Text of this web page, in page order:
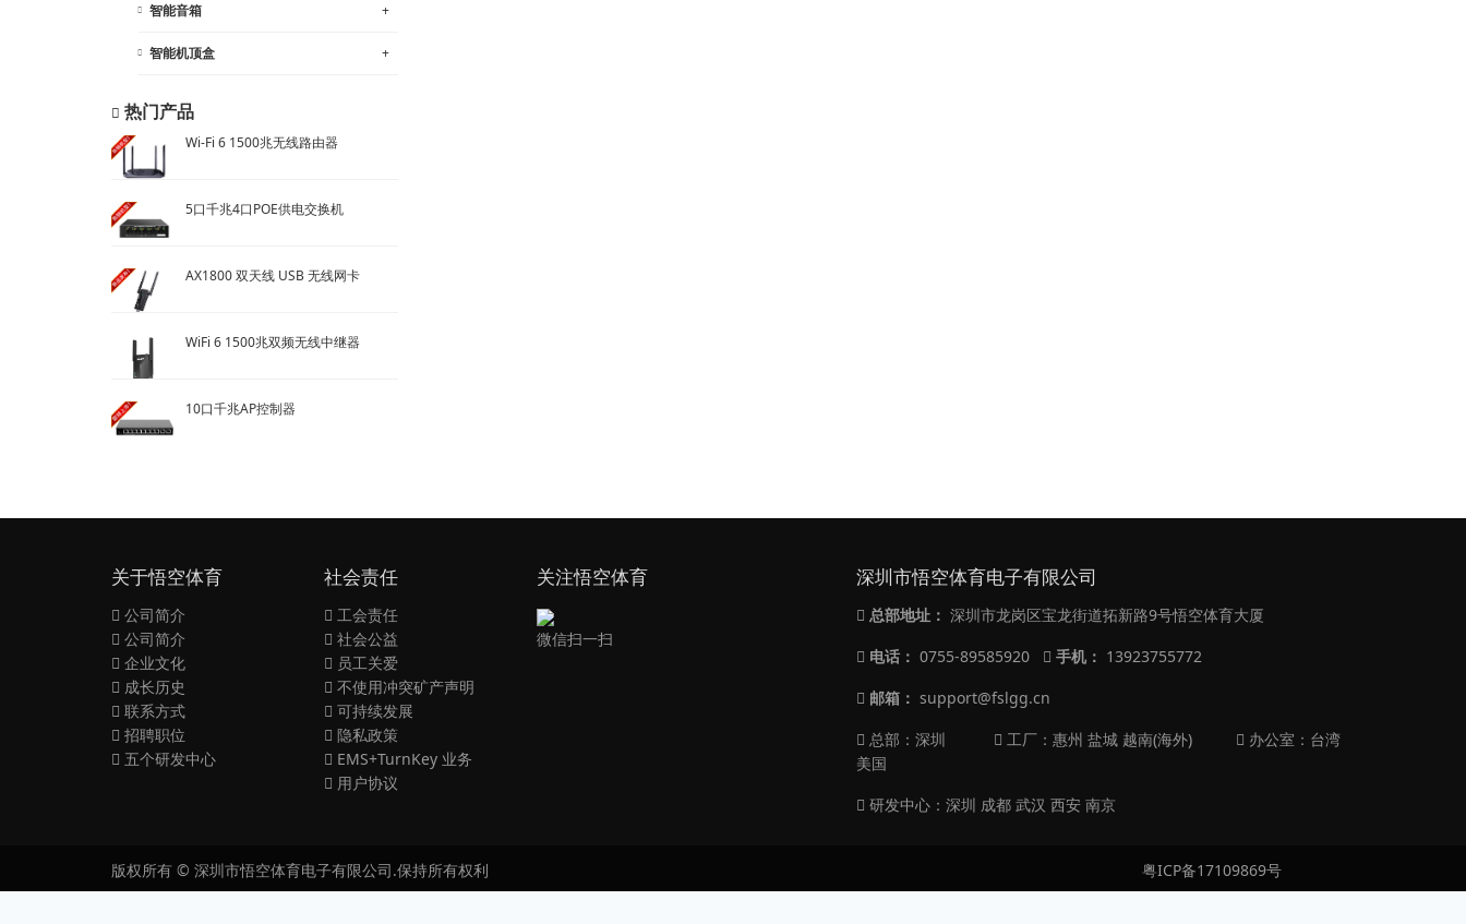
智能音箱 +
智能机顶盒 +
热门产品
Wi-Fi 6 1500兆无线路由器
5口千兆4口POE供电交换机
AX1800 双天线 USB 无线网卡
WiFi 6 1500兆双频无线中继器
10口千兆AP控制器
关于悟空体育
公司简介
公司简介
企业文化
成长历史
联系方式
招聘职位
五个研发中心
社会责任
工会责任
社会公益
员工关爱
不使用冲突矿产声明
可持续发展
隐私政策
EMS+TurnKey 业务
用户协议
关注悟空体育
微信扫一扫
深圳市悟空体育电子有限公司
总部地址： 深圳市龙岗区宝龙街道拓新路9号悟空体育大厦
电话： 0755-89585920 手机： 13923755772
邮箱： support@fslgg.cn
总部：深圳
工厂：惠州 盐城 越南(海外)
办公室：台湾
美国
研发中心：深圳 成都 武汉 西安 南京
版权所有 © 深圳市悟空体育电子有限公司.保持所有权利 粤ICP备17109869号